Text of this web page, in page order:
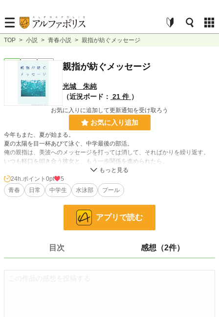
TOP > 小説 > 青春小説 > 親指が紡ぐメッセージ
親指が紡ぐメッセージ
光城 朱純
（近況ボード： 21 件 ）
お気に入りに追加して更新通知を受け取ろう
お気に入り追加
今年もまた、夏が始まる。
夏の太陽を目一杯あびて泳ぐ、中学最後の部活。
俺の親指は、美波へのメッセージを打っては消して、そればかりを繰り返す。
いつも軽口を叩き合う彼女と、もう一歩関係を進められたら。
言葉を紡ぐよりも難しい、親指が伝えたいメッセージ。
自由に伝えるには、彼女との距離はまだ遠い。
表紙は、簡単表紙メーカー様です
228,833 位 / 228,833 件
7,922 位 / 7,922 件
24h.ポイント 0pt
5
青春
日常 中学生 水泳部 プール
アプリで読む
目次 感想（2件）